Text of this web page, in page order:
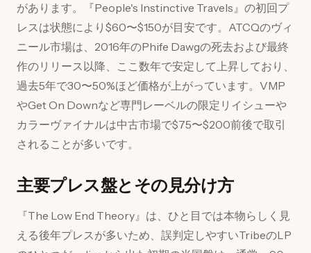
があります。『People's Instinctive Travels』の初回プ
レスは状態により$60〜$150が目安です。ATCQのヴィ
ニール市場は、2016年のPhife Dawgの死去および最終
作のリリース以降、ここ数年で安定して上昇しており、
過去5年で30〜50%ほど価格が上がっています。VMP
やGet On Downなど専門レーベルの限定リイシューや
カラーヴァイナルは中古市場で$75〜$200前後で取引
されることが多いです。
主要プレス盤とその見分け方
『The Low End Theory』は、ひと目では本物らしく見
える後年プレスが多いため、誤判定しやすいTribeのLP